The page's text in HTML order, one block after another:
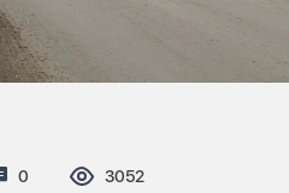
Комментариев:
0 Просмотров:
3052